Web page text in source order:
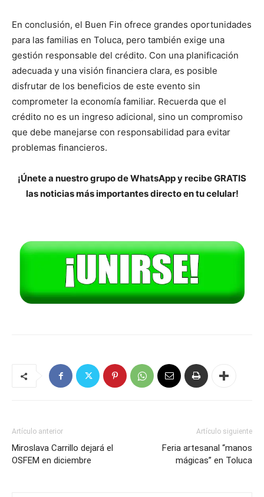
En conclusión, el Buen Fin ofrece grandes oportunidades
para las familias en Toluca, pero también exige una
gestión responsable del crédito. Con una planificación
adecuada y una visión financiera clara, es posible
disfrutar de los beneficios de este evento sin
comprometer la economía familiar. Recuerda que el
crédito no es un ingreso adicional, sino un compromiso
que debe manejarse con responsabilidad para evitar
problemas financieros.
¡Únete a nuestro grupo de WhatsApp y recibe GRATIS
las noticias más importantes directo en tu celular!
Artículo anterior
Miroslava Carrillo dejará el
OSFEM en diciembre
Artículo siguiente
Feria artesanal “manos
mágicas” en Toluca